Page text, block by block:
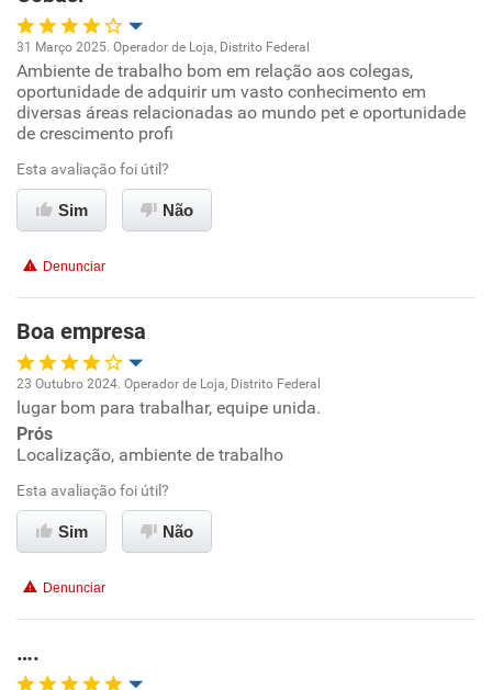
Recomenda a diretoria
Oportunidade de promoção
Ambiente de trabalho
Conciliação com a vida familiar
Benefícios
Recomenda a diretoria
31 Março 2025. Operador de Loja, Distrito Federal
Ambiente de trabalho bom em relação aos colegas,
oportunidade de adquirir um vasto conhecimento em
diversas áreas relacionadas ao mundo pet e oportunidade
de crescimento profi
Esta avaliação foi útil?
Sim Não
Denunciar
Boa empresa
Oportunidade de promoção
Ambiente de trabalho
Conciliação com a vida familiar
23 Outubro 2024. Operador de Loja, Distrito Federal
lugar bom para trabalhar, equipe unida.
Prós
Localização, ambiente de trabalho
Esta avaliação foi útil?
Sim Não
Denunciar
….